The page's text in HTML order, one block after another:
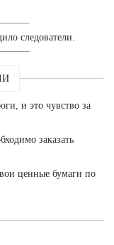
следователи.
и это чувство за
заказать
ценные бумаги по